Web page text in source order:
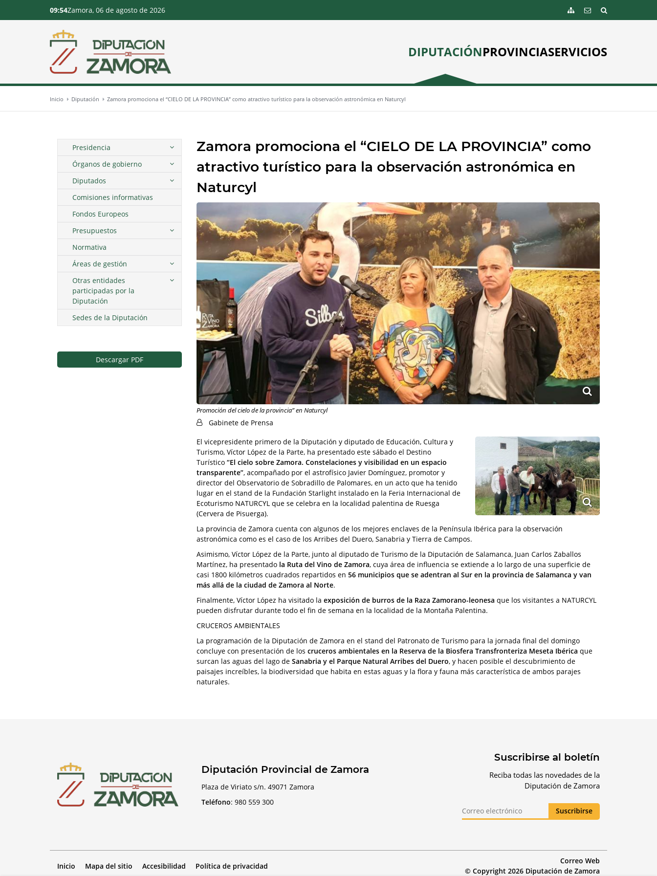
DIPUTACIÓNPROVINCIASERVICIOS
09:54Zamora, 06 de agosto de 2026
Inicio Diputación Zamora promociona el “CIELO DE LA PROVINCIA” como atractivo turístico para la observación astronómica en Naturcyl
Zamora promociona el “CIELO DE LA PROVINCIA” como
atractivo turístico para la observación astronómica en
Naturcyl
Promoción del cielo de la provincia” en Naturcyl
Gabinete de Prensa
El vicepresidente primero de la Diputación y diputado de Educación, Cultura y
Turismo, Víctor López de la Parte, ha presentado este sábado el Destino
Turístico “El cielo sobre Zamora. Constelaciones y visibilidad en un espacio
transparente”, acompañado por el astrofísico Javier Domínguez, promotor y
director del Observatorio de Sobradillo de Palomares, en un acto que ha tenido
lugar en el stand de la Fundación Starlight instalado en la Feria Internacional de
Ecoturismo NATURCYL que se celebra en la localidad palentina de Ruesga
(Cervera de Pisuerga).
La provincia de Zamora cuenta con algunos de los mejores enclaves de la Península Ibérica para la observación
astronómica como es el caso de los Arribes del Duero, Sanabria y Tierra de Campos.
Asimismo, Víctor López de la Parte, junto al diputado de Turismo de la Diputación de Salamanca, Juan Carlos Zaballos
Martínez, ha presentado la Ruta del Vino de Zamora, cuya área de influencia se extiende a lo largo de una superficie de
casi 1800 kilómetros cuadrados repartidos en 56 municipios que se adentran al Sur en la provincia de Salamanca y van
más allá de la ciudad de Zamora al Norte.
Finalmente, Víctor López ha visitado la exposición de burros de la Raza Zamorano-leonesa que los visitantes a NATURCYL
pueden disfrutar durante todo el fin de semana en la localidad de la Montaña Palentina.
CRUCEROS AMBIENTALES
La programación de la Diputación de Zamora en el stand del Patronato de Turismo para la jornada final del domingo
concluye con presentación de los cruceros ambientales en la Reserva de la Biosfera Transfronteriza Meseta Ibérica que
surcan las aguas del lago de Sanabria y el Parque Natural Arribes del Duero, y hacen posible el descubrimiento de
paisajes increíbles, la biodiversidad que habita en estas aguas y la flora y fauna más característica de ambos parajes
naturales.
Presidencia
Órganos de gobierno
Diputados
Comisiones informativas
Fondos Europeos
Presupuestos
Normativa
Áreas de gestión
Otras entidades
participadas por la
Diputación
Sedes de la Diputación
Descargar PDF
Diputación Provincial de Zamora
Plaza de Viriato s/n. 49071 Zamora
Teléfono: 980 559 300
Suscribirse al boletín
Reciba todas las novedades de la
Diputación de Zamora
Inicio Mapa del sitio Accesibilidad Política de privacidad
Correo Web
© Copyright 2026 Diputación de Zamora